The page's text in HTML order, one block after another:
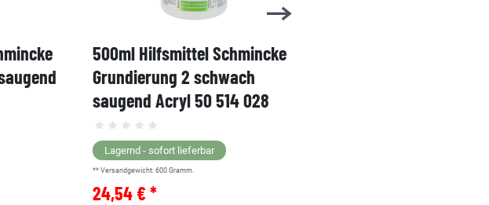
500ml Hilfsmittel Schmincke
Grundierung 2 schwach
saugend Acryl 50 514 028
Lagernd - sofort lieferbar
** Versandgewicht:600 Gramm.
24,54 € *